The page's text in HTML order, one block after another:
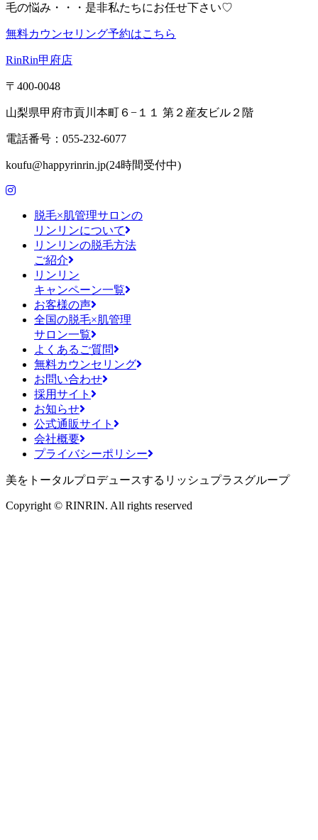
毛の悩み・・・是非私たちにお任せ下さい♡
無料カウンセリング予約はこちら
RinRin甲府店
〒400-0048
山梨県甲府市貢川本町６−１１ 第２産友ビル２階
電話番号：055-232-6077
koufu@happyrinrin.jp(24時間受付中)
脱毛×肌管理サロンの
リンリンについて
リンリンの脱毛方法
ご紹介
リンリン
キャンペーン一覧
お客様の声
全国の脱毛×肌管理
サロン一覧
よくあるご質問
無料カウンセリング
お問い合わせ
採用サイト
お知らせ
公式通販サイト
会社概要
プライバシーポリシー
美をトータルプロデュースするリッシュプラスグループ
Copyright © RINRIN. All rights reserved